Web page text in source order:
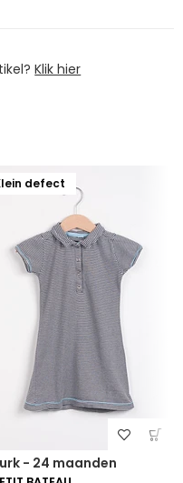
Klik hier
defect
- 24 maanden